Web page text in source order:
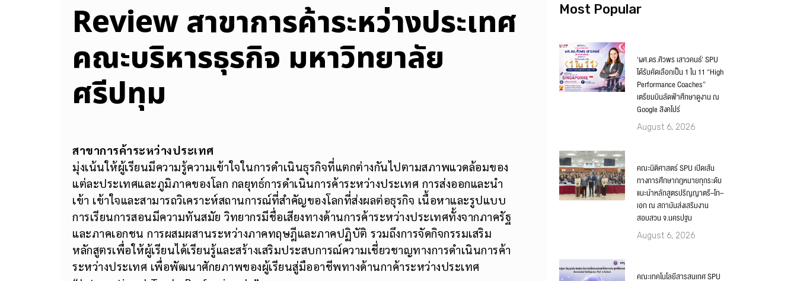
Review สาขาการค้าระหว่างประเทศ
คณะบริหารธุรกิจ มหาวิทยาลัย
ศรีปทุม
สาขาการค้าระหว่างประเทศ
มุ่งเน้นให้ผู้เรียนมีความรู้ความเข้าใจในการดำเนินธุรกิจที่แตกต่างกันไปตามสภาพแวดล้อมของ
แต่ละประเทศและภูมิภาคของโลก กลยุทธ์การดำเนินการค้าระหว่างประเทศ การส่งออกและนำ
เข้า เข้าใจและสามารถวิเคราะห์สถานการณ์ที่สำคัญของโลกที่ส่งผลต่อธุรกิจ เนื้อหาและรูปแบบ
การเรียนการสอนมีความทันสมัย วิทยากรมีชื่อเสียงทางด้านการค้าระหว่างประเทศทั้งจากภาครัฐ
และภาคเอกชน การผสมผสานระหว่างภาคทฤษฎีและภาคปฏิบัติ รวมถึงการจัดกิจกรรมเสริม
หลักสูตรเพื่อให้ผู้เรียนได้เรียนรู้และสร้างเสริมประสบการณ์ความเชี่ยวชาญทางการดำเนินการค้า
ระหว่างประเทศ เพื่อพัฒนาศักยภาพของผู้เรียนสู่มืออาชีพทางด้านกาค้าระหว่างประเทศ
Most Popular
‘ผศ.ดร.ศิวพร เสาวคนธ์’ SPU
ได้รับคัดเลือกเป็น 1 ใน 11 “High
Performance Coaches”
เตรียมบินลัดฟ้าศึกษาดูงาน ณ
Google สิงคโปร์
August 6, 2026
คณะนิติศาสตร์ SPU เปิดเส้น
ทางการศึกษากฎหมายทุกระดับ
แนะนำหลักสูตรปริญญาตรี–โท–
เอก ณ สถาบันส่งเสริมงาน
สอบสวน จ.นครปฐม
August 6, 2026
คณะเทคโนโลยีสารสนเทศ SPU